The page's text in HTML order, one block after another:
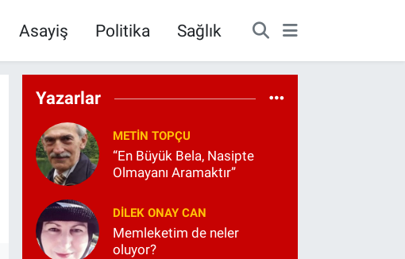
Asayiş Politika Sağlık
Yazarlar
METIN TOPÇU
“En Büyük Bela, Nasipte
Olmayanı Aramaktır”
DILEK ONAY CAN
Memleketim de neler
oluyor?